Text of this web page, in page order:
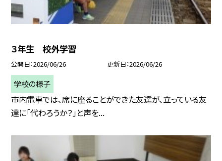
３年生 校外学習
公開日 2026/06/26 更新日 2026/06/26
学校の様子
市内電車では、席に座ることができた友達が、立っている友
達に「代わろうか？」と声を...